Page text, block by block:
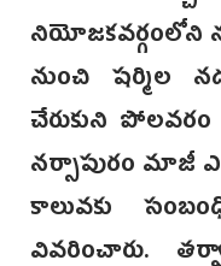
నియోజకవర్గంలోని
నుంచి షర్మిల
చేరుకుని
నర్సాపురం మాజీ
కాలువకు
వివరించారు.